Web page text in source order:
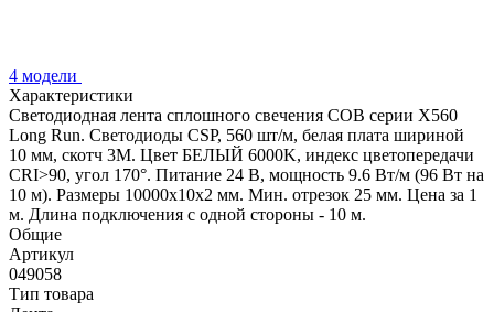
4 модели
Характеристики
Светодиодная лента сплошного свечения COB серии X560
Long Run. Светодиоды CSP, 560 шт/м, белая плата шириной
10 мм, скотч 3M. Цвет БЕЛЫЙ 6000K, индекс цветопередачи
CRI>90, угол 170°. Питание 24 В, мощность 9.6 Вт/м (96 Вт на
10 м). Размеры 10000х10х2 мм. Мин. отрезок 25 мм. Цена за 1
м. Длина подключения с одной стороны - 10 м.
Общие
Артикул
049058
Тип товара